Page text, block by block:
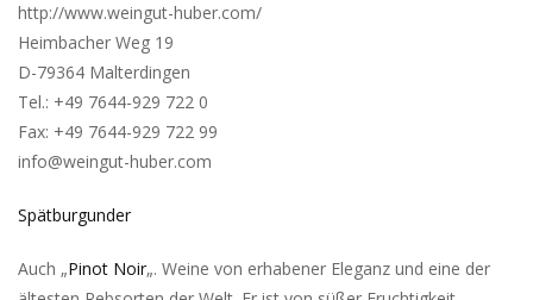
http://www.weingut-huber.com/
Heimbacher Weg 19
D-79364 Malterdingen
Tel.: +49 7644-929 722 0
Fax: +49 7644-929 722 99
info@weingut-huber.com
Spätburgunder
Auch „Pinot Noir„. Weine von erhabener Eleganz und eine der